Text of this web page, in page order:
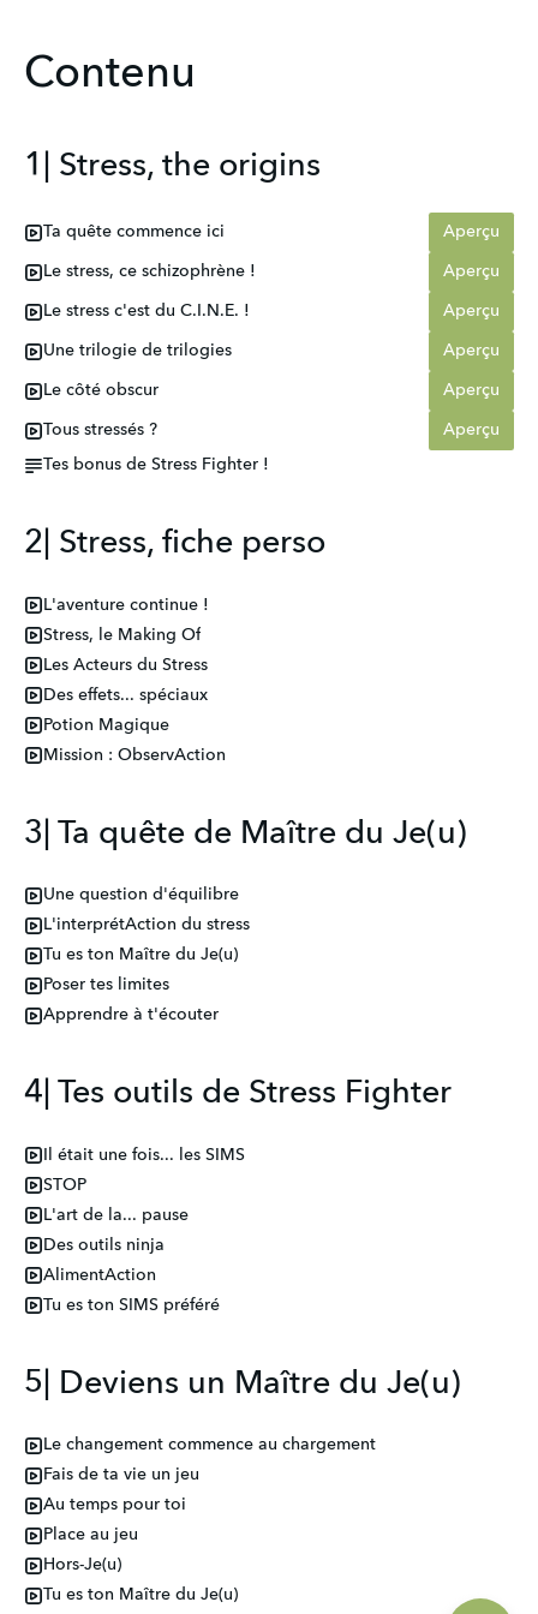
Contenu
1| Stress, the origins
Ta quête commence ici Aperçu
Le stress, ce schizophrène ! Aperçu
Le stress c'est du C.I.N.E. ! Aperçu
Une trilogie de trilogies Aperçu
Le côté obscur Aperçu
Tous stressés ? Aperçu
Tes bonus de Stress Fighter !
2| Stress, fiche perso
L'aventure continue !
Stress, le Making Of
Les Acteurs du Stress
Des effets... spéciaux
Potion Magique
Mission : ObservAction
3| Ta quête de Maître du Je(u)
Une question d'équilibre
L'interprétAction du stress
Tu es ton Maître du Je(u)
Poser tes limites
Apprendre à t'écouter
4| Tes outils de Stress Fighter
Il était une fois... les SIMS
STOP
L'art de la... pause
Des outils ninja
AlimentAction
Tu es ton SIMS préféré
5| Deviens un Maître du Je(u)
Le changement commence au chargement
Fais de ta vie un jeu
Au temps pour toi
Place au jeu
Hors-Je(u)
Tu es ton Maître du Je(u)